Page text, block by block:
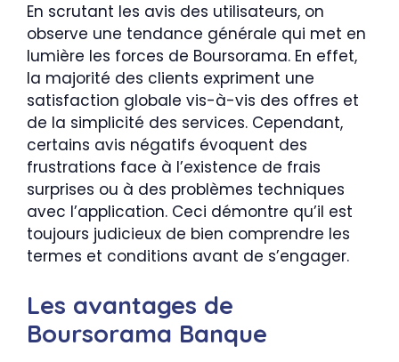
En scrutant les avis des utilisateurs, on
observe une tendance générale qui met en
lumière les forces de Boursorama. En effet,
la majorité des clients expriment une
satisfaction globale vis-à-vis des offres et
de la simplicité des services. Cependant,
certains avis négatifs évoquent des
frustrations face à l’existence de frais
surprises ou à des problèmes techniques
avec l’application. Ceci démontre qu’il est
toujours judicieux de bien comprendre les
termes et conditions avant de s’engager.
Les avantages de
Boursorama Banque